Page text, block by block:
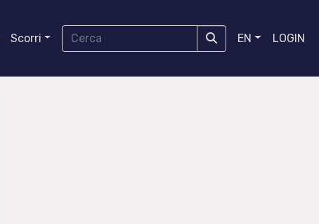
Scorri EN LOGIN